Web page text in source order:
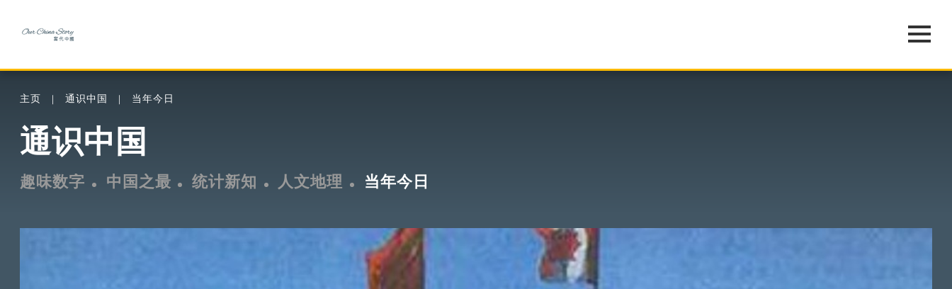
主页 通识中国 当年今日
通识中国
趣味数字 中国之最 统计新知 人文地理 当年今日